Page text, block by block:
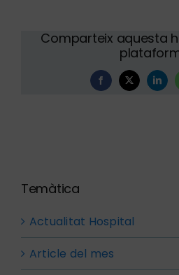
Comparteix aquesta
Facebook
X
Temàtica
Actualitat Hospital
Article del mes